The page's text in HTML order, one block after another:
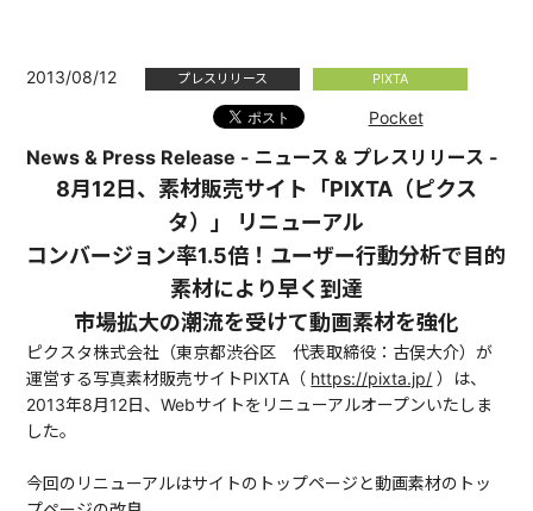
2013/08/12 プレスリリース PIXTA
Pocket
News & Press Release - ニュース & プレスリリース -
8月12日、素材販売サイト「PIXTA（ピクス
タ）」 リニューアル
コンバージョン率1.5倍！ユーザー行動分析で目的
素材により早く到達
市場拡大の潮流を受けて動画素材を強化
ピクスタ株式会社（東京都渋谷区 代表取締役：古俣大介）が
運営する写真素材販売サイトPIXTA（ https://pixta.jp/ ）は、
2013年8月12日、Webサイトをリニューアルオープンいたしま
した。
今回のリニューアルはサイトのトップページと動画素材のトッ